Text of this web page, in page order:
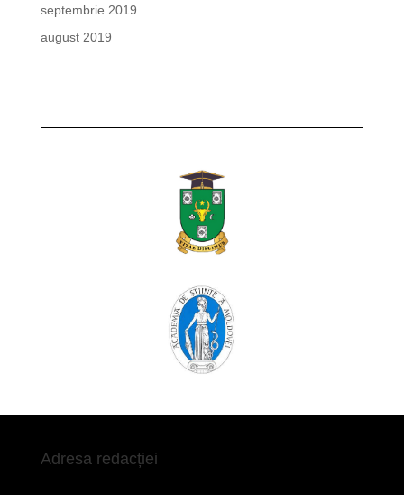
septembrie 2019
august 2019
Adresa redacției